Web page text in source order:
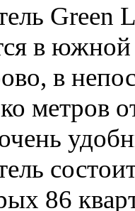
Green
в
в
метров
86